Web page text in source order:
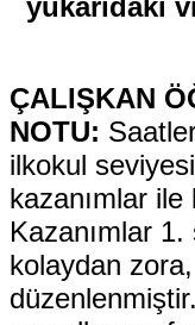
ÇALIŞKAN
NOTU:
ilkokul
kazanımlar
Kazanımlar 1.
kolaydan